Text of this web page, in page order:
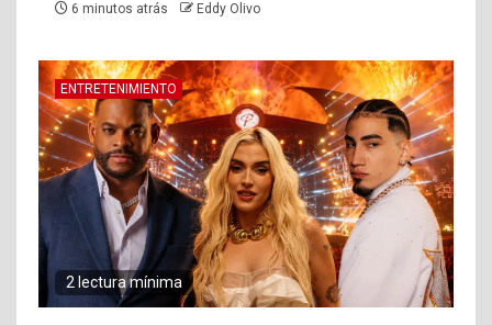
6 minutos atrás Eddy Olivo
ENTRETENIMIENTO
2 lectura mínima